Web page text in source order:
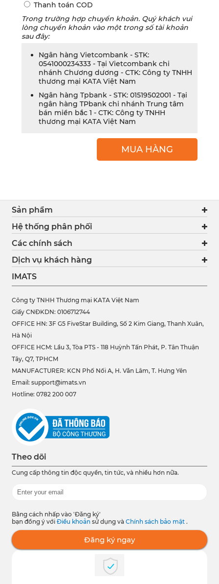
Thanh toán COD
Trong trường hợp chuyển khoản. Quý khách vui
lòng chuyển khoản vào một trong số tài khoản
sau đây:
Ngân hàng Vietcombank - STK:
0541000234333 - Tại Vietcombank chi
nhánh Chương dương - CTK: Công ty TNHH
thương mại KATA Việt Nam
Ngân hàng Tpbank - STK: 01519502001 - Tại
ngân hàng TPbank chi nhánh Trung tâm
bán miền bắc 1 - CTK: Công ty TNHH
thương mại KATA Việt Nam
MUA HÀNG
Sản phẩm
Hệ thống phân phối
Các chính sách
Dịch vụ khách hàng
IMATS
Công ty TNHH Thương mại KATA Việt Nam
Giấy CNĐKDN: 0106712744
OFFICE HN: 3F G5 FiveStar Building, Số 2 Kim Giang, Thanh Xuân,
Hà Nội
OFFICE HCM: Lầu 3, Tòa PTS - 118 Huỳnh Tấn Phát, P. Tân Thuận
Tây, Q7, TPHCM
MANUFACTURER: KCN Phố Nối A, H. Văn Lâm, T. Hưng Yên
Email: support@imats.vn
Hotline: 0782 200 007
Theo dõi
Cung cấp thông tin độc quyền, tin tức, và nhiều hơn nữa.
Bằng cách nhấp vào 'Đăng ký'
bạn đồng ý với Điều khoản sử dụng và Chính sách bảo mật .
Đăng ký ngay